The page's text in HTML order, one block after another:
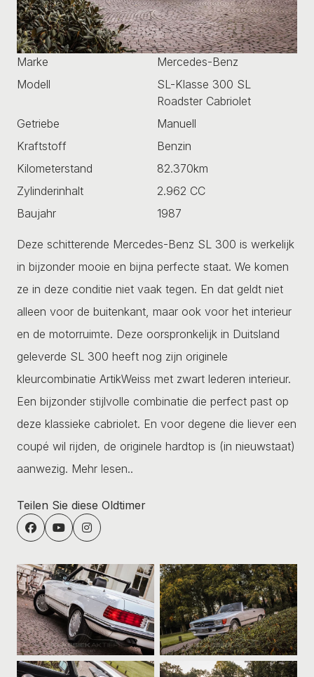
Marke
Mercedes-Benz
Modell
SL-Klasse 300 SL
Roadster Cabriolet
Getriebe
Manuell
Kraftstoff
Benzin
Kilometerstand
82.370km
Zylinderinhalt
2.962 CC
Baujahr
1987
Deze schitterende Mercedes-Benz SL 300 is werkelijk
in bijzonder mooie en bijna perfecte staat. We komen
ze in deze conditie niet vaak tegen. En dat geldt niet
alleen voor de buitenkant, maar ook voor het interieur
en de motorruimte. Deze oorspronkelijk in Duitsland
geleverde SL 300 heeft nog zijn originele
kleurcombinatie ArtikWeiss met zwart lederen interieur.
Een bijzonder stijlvolle combinatie die perfect past op
deze klassieke cabriolet. En voor degene die liever een
coupé wil rijden, de originele hardtop is (in nieuwstaat)
aanwezig. Mehr lesen..
Teilen Sie diese Oldtimer